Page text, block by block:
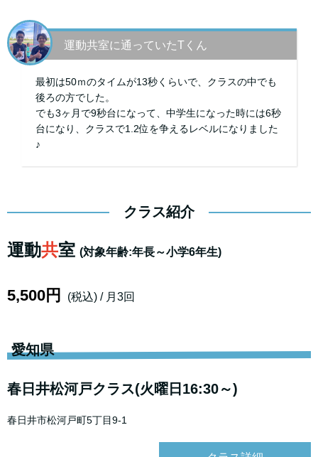
運動共室に通っていたTくん
最初は50ｍのタイムが13秒くらいで、クラスの中でも
後ろの方でした。
でも3ヶ月で9秒台になって、中学生になった時には6秒
台になり、クラスで1.2位を争えるレベルになりました
♪
クラス紹介
運動共室 (対象年齢:年長～小学6年生)
5,500円 (税込) / 月3回
愛知県
春日井松河戸クラス(火曜日16:30～)
春日井市松河戸町5丁目9-1